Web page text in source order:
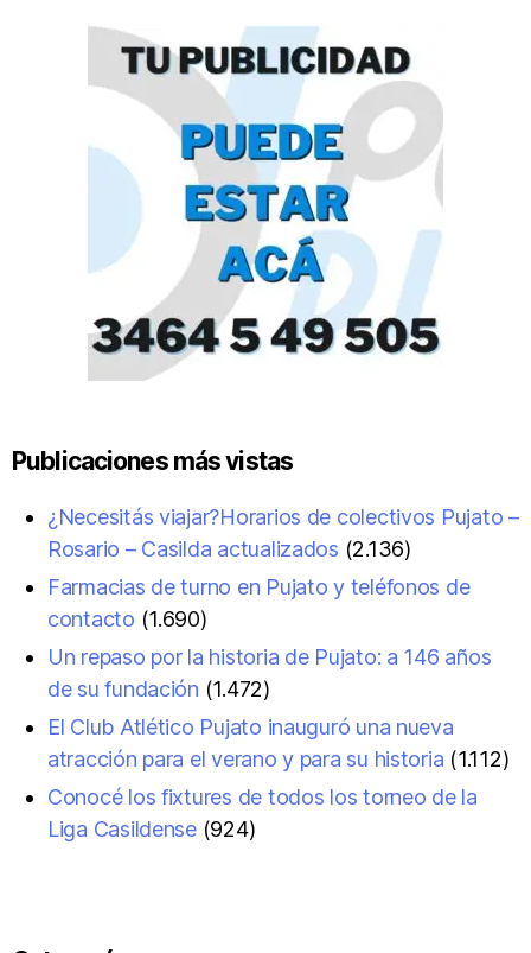
Publicaciones más vistas
¿Necesitás viajar?Horarios de colectivos Pujato –
Rosario – Casilda actualizados (2.136)
Farmacias de turno en Pujato y teléfonos de
contacto (1.690)
Un repaso por la historia de Pujato: a 146 años
de su fundación (1.472)
El Club Atlético Pujato inauguró una nueva
atracción para el verano y para su historia (1.112)
Conocé los fixtures de todos los torneo de la
Liga Casildense (924)